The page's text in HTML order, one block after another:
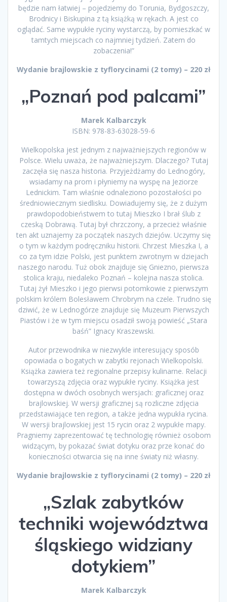
będzie nam łatwiej – pojedziemy do Torunia, Bydgoszczy,
Brodnicy i Biskupina z tą książką w rękach. A jest co
oglądać. Same wypukłe ryciny wystarczą, by pomieszkać w
tamtych miejscach co najmniej tydzień. Zatem do
zobaczenia!”
Wydanie brajlowskie z tyflorycinami (2 tomy) – 220 zł
„Poznań pod palcami”
Marek Kalbarczyk
ISBN: 978-83-63028-59-6
Wielkopolska jest jednym z najważniejszych regionów w
Polsce. Wielu uważa, że najważniejszym. Dlaczego? Tutaj
zaczęła się nasza historia. Przyjeżdżamy do Lednogóry,
wsiadamy na prom i płyniemy na wyspę na Jeziorze
Lednickim. Tam właśnie odnaleziono pozostałości po
średniowiecznym siedlisku. Dowiadujemy się, że z dużym
prawdopodobieństwem to tutaj Mieszko I brał ślub z
czeską Dobrawą. Tutaj był chrzczony, a przecież właśnie
ten akt uznajemy za początek naszych dziejów. Uczymy się
o tym w każdym podręczniku historii. Chrzest Mieszka I, a
co za tym idzie Polski, jest punktem zwrotnym w dziejach
naszego narodu. Tuż obok znajduje się Gniezno, pierwsza
stolica kraju, niedaleko Poznań – kolejna nasza stolica.
Tutaj żył Mieszko i jego pierwsi potomkowie z pierwszym
polskim królem Bolesławem Chrobrym na czele. Trudno się
dziwić, że w Lednogórze znajduje się Muzeum Pierwszych
Piastów i że w tym miejscu osadził swoją powieść „Stara
baśń” Ignacy Kraszewski.
Autor przewodnika w niezwykle interesujący sposób
opowiada o bogatych w zabytki rejonach Wielkopolski.
Książka zawiera też regionalne przepisy kulinarne. Relacji
towarzyszą zdjęcia oraz wypukłe ryciny. Książka jest
dostępna w dwóch osobnych wersjach: graficznej oraz
brajlowskiej. W wersji graficznej są rozliczne zdjęcia
przedstawiające ten region, a także jedna wypukła rycina.
W wersji brajlowskiej jest 15 rycin oraz 2 wypukłe mapy.
Pragniemy zaprezentować tę technologię również osobom
widzącym, by pokazać świat dotyku oraz prze konać do
konieczności otwarcia się na inne światy niż własny.
Wydanie brajlowskie z tyflorycinami (2 tomy) – 220 zł
„Szlak zabytków
techniki województwa
śląskiego widziany
dotykiem”
Marek Kalbarczyk